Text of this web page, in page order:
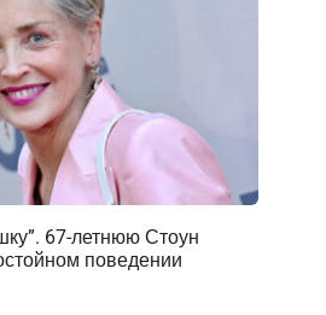
67-летнюю Стоун
поведении